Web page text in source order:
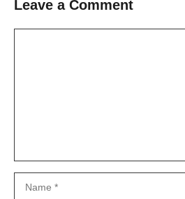
Leave a Comment